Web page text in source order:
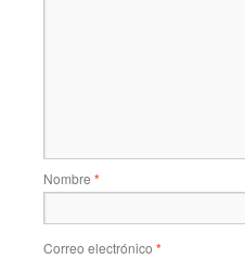
Nombre *
Correo electrónico *